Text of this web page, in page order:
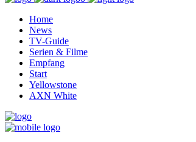
Home
News
TV-Guide
Serien & Filme
Empfang
Start
Yellowstone
AXN White